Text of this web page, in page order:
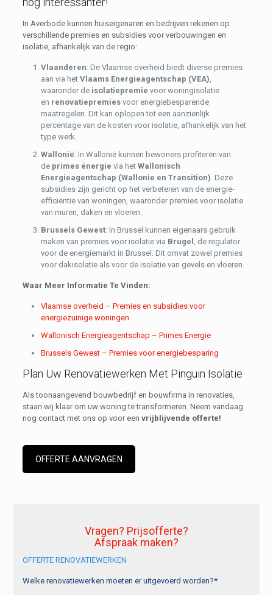
In Averbode kunnen huiseigenaren en bedrijven rekenen op
verschillende premies en subsidies voor verbouwingen en
isolatie, afhankelijk van de regio:
Vlaanderen: De Vlaamse overheid biedt diverse premies
aan via het Vlaams Energieagentschap (VEA),
waaronder de isolatiepremie voor woningisolatie
en renovatiepremiesvoor energiebesparende
maatregelen. Dit kan oplopen tot een aanzienlijk
percentage van de kosten voor isolatie, afhankelijk van het
type werk.
Wallonië: In Wallonië kunnen bewoners profiteren van
de primes énergie via het Wallonisch
Energieagentschap (Wallonie en Transition). Deze
subsidies zijn gericht op het verbeteren van de energie-
efficiëntie van woningen, waaronder premies voor isolatie
van muren, daken en vloeren.
Brussels Gewest: In Brussel kunnen eigenaars gebruik
maken van premies voor isolatie via Brugel , de regulator
voor de energiemarkt in Brussel. Dit omvat zowel premies
voor dakisolatie als voor de isolatie van gevels en vloeren.
Waar Meer Informatie Te Vinden:
Vlaamse overheid – Premies en subsidies voor
energiezuinige woningen
Wallonisch Energieagentschap – Primes Energie
Brussels Gewest – Premies voor energiebesparing
Plan Uw Renovatiewerken Met Pinguin Isolatie
Als toonaangevend bouwbedrijf en bouwfirma in renovaties,
staan wij klaar om uw woning te transformeren. Neem vandaag
nog contact met ons op voor een vrijblijvende offerte!
OFFERTE AANVRAGEN
Vragen? Prijsofferte?
Afspraak maken?
OFFERTE RENOVATIEWERKEN
Welke renovatiewerken moeten er uitgevoerd worden?*